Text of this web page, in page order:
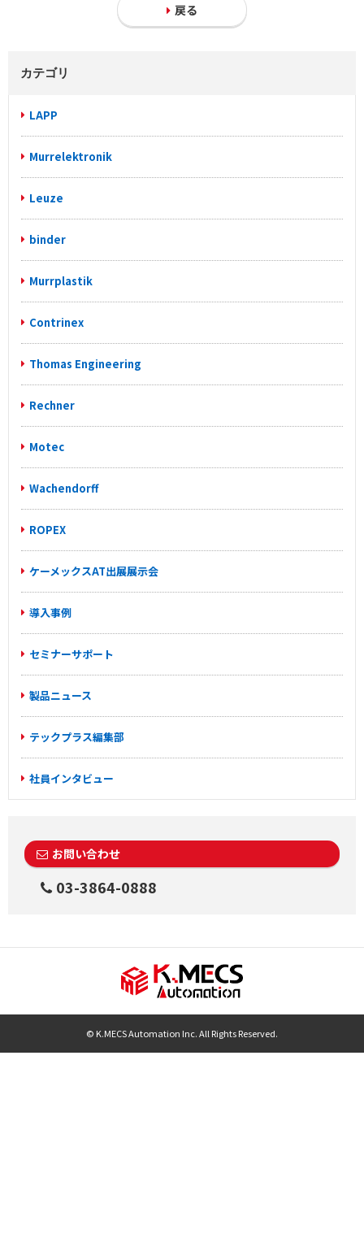
戻る
カテゴリ
LAPP
Murrelektronik
Leuze
binder
Murrplastik
Contrinex
Thomas Engineering
Rechner
Motec
Wachendorff
ROPEX
ケーメックスAT出展展示会
導入事例
セミナーサポート
製品ニュース
テックプラス編集部
社員インタビュー
お問い合わせ
03-3864-0888
© K.MECS Automation Inc. All Rights Reserved.